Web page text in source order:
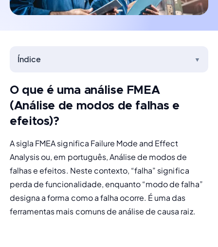
Índice ▼
O que é uma análise FMEA
(Análise de modos de falhas e
efeitos)?
A sigla FMEA significa Failure Mode and Effect
Analysis ou, em português, Análise de modos de
falhas e efeitos. Neste contexto, “falha” significa
perda de funcionalidade, enquanto “modo de falha”
designa a forma como a falha ocorre. É uma das
ferramentas mais comuns de análise de causa raiz.